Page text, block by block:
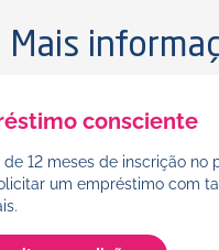
Mais
consciente
12 meses de inscrição no
um empréstimo com